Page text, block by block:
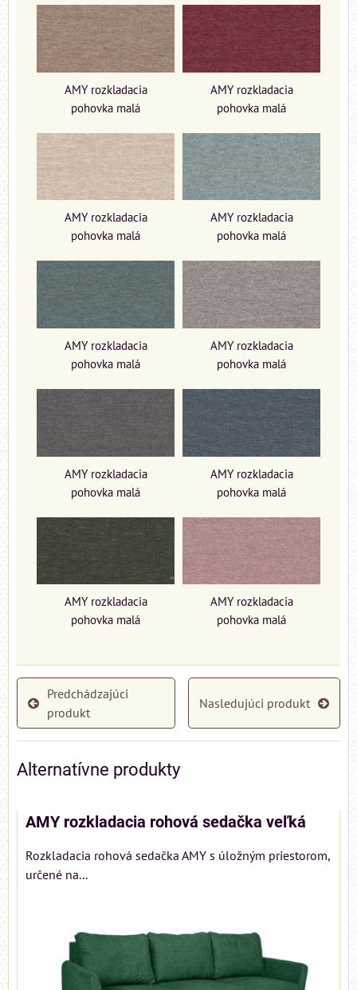
AMY rozkladacia
pohovka malá
AMY rozkladacia
pohovka malá
AMY rozkladacia
pohovka malá
AMY rozkladacia
pohovka malá
AMY rozkladacia
pohovka malá
AMY rozkladacia
pohovka malá
AMY rozkladacia
pohovka malá
AMY rozkladacia
pohovka malá
AMY rozkladacia
pohovka malá
AMY rozkladacia
pohovka malá
Predchádzajúci
produkt
Nasledujúci produkt
Alternatívne produkty
AMY rozkladacia rohová sedačka veľká
Rozkladacia rohová sedačka AMY s úložným priestorom,
určené na...